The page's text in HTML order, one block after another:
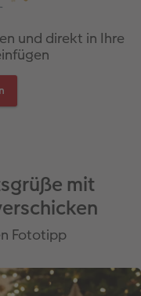
und direkt in Ihre
mit
Fototipp